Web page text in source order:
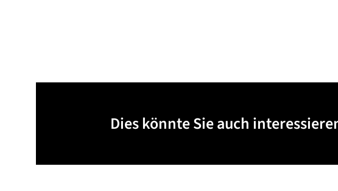
Dies könnte Sie auch